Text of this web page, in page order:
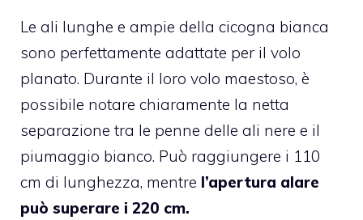
Le ali lunghe e ampie della cicogna bianca
sono perfettamente adattate per il volo
planato. Durante il loro volo maestoso, è
possibile notare chiaramente la netta
separazione tra le penne delle ali nere e il
piumaggio bianco. Può raggiungere i 110
cm di lunghezza, mentre l’apertura alare
può superare i 220 cm.